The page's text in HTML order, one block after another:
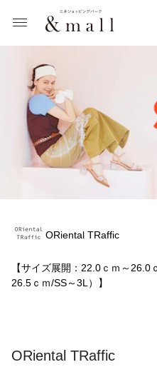
ORiental TRaffic
【サイズ展開：22.0ｃｍ～
26.5ｃｍ/SS～3L）】
ORiental TRaffic